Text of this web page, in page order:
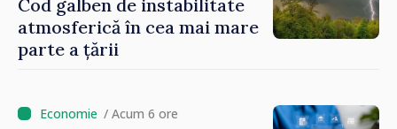
Cod galben de instabilitate
atmosferică în cea mai mare
parte a țării
/ Acum 6 ore